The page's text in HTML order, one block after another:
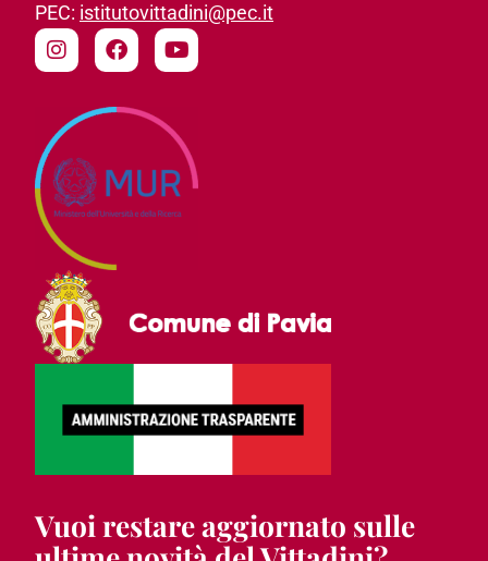
PEC: istitutovittadini@pec.it
Vuoi restare aggiornato sulle